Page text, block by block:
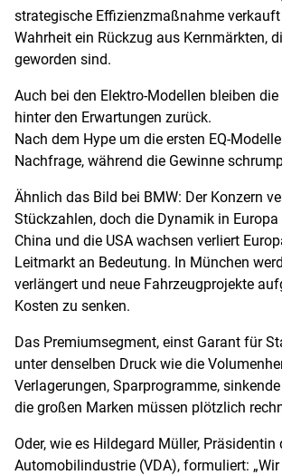
strategische Effizienzmaßnahme
Wahrheit ein Rückzug aus Kernmärkten,
geworden sind.
Auch bei den Elektro-Modellen bleiben
hinter den Erwartungen zurück.
Nach dem Hype um die ersten EQ-
Nachfrage, während die Gewinne
Ähnlich das Bild bei BMW: Der Konzern
Stückzahlen, doch die Dynamik in
China und die USA wachsen verliert
Leitmarkt an Bedeutung. In München
verlängert und neue Fahrzeugprojekte
Kosten zu senken.
Das Premiumsegment, einst Garant für
unter denselben Druck wie die
Verlagerungen, Sparprogramme,
die großen Marken müssen plötzlich
Oder, wie es Hildegard Müller, Präsidentin
Automobilindustrie (VDA), formuliert: „Wir